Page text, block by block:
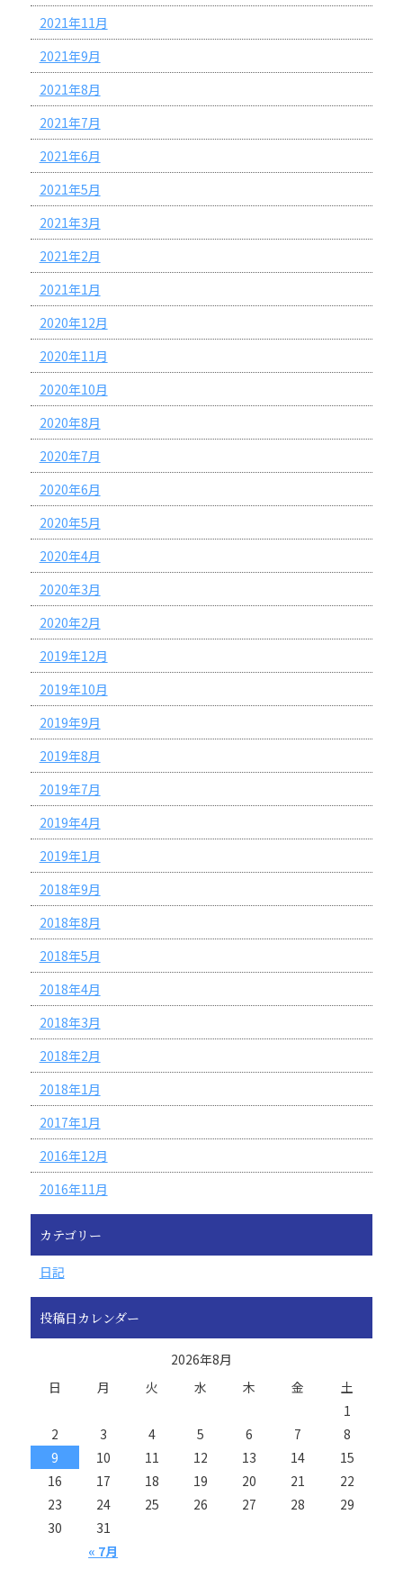
2021年11月
2021年9月
2021年8月
2021年7月
2021年6月
2021年5月
2021年3月
2021年2月
2021年1月
2020年12月
2020年11月
2020年10月
2020年8月
2020年7月
2020年6月
2020年5月
2020年4月
2020年3月
2020年2月
2019年12月
2019年10月
2019年9月
2019年8月
2019年7月
2019年4月
2019年1月
2018年9月
2018年8月
2018年5月
2018年4月
2018年3月
2018年2月
2018年1月
2017年1月
2016年12月
2016年11月
カテゴリー
日記
投稿日カレンダー
2026年8月
日
月 火 水 木 金 土
« 7月
1
2
3 4 5 6 7
8
9
10 11 12 13 14
15
16
17 18 19 20 21
22
23
24 25 26 27 28
29
30
31